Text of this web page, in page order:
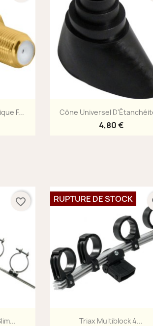
F... Aperçu rapide
Cône Universel
4,80 €
favorite_border
Aperçu rapide
Triax Multiblock 4...
RUPTURE DE STOCK